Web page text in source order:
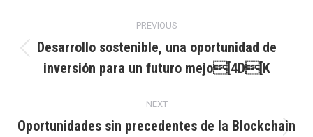
navigation
PREVIOUS
Previous
post:
Desarrollo sostenible, una oportunidad de
inversión para un futuro mejo[4D[K
NEXT
Oportunidades sin precedentes de la Blockchain